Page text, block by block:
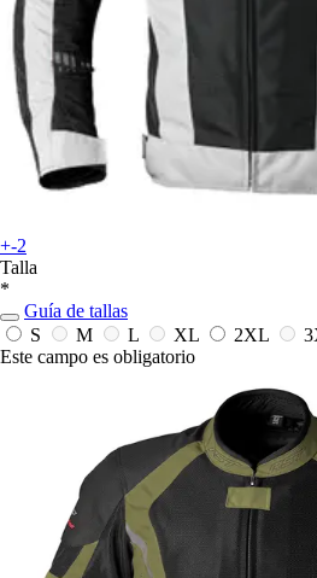
+-2
Talla
*
Guía de tallas
S
M L XL 2XL
Este campo es obligatorio